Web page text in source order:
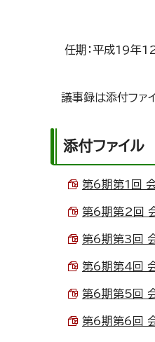
任期：平成19年
議事録は添付ファ
添付ファイル
第6期第1回
第6期第2回
第6期第3回
第6期第4回
第6期第5回
第6期第6回